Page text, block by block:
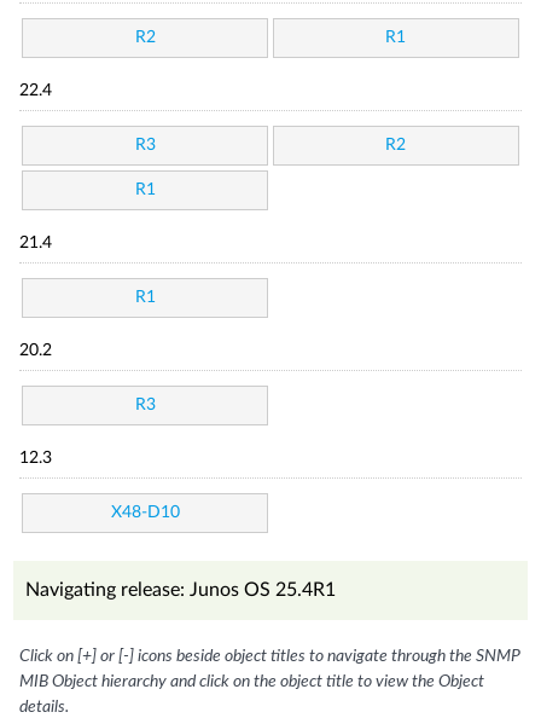
R2 R1
22.4
R3 R2
R1
21.4
R1
20.2
R3
12.3
X48-D10
Navigating release: Junos OS 25.4R1
Click on [+] or [-] icons beside object titles to navigate through the SNMP
MIB Object hierarchy and click on the object title to view the Object
details.